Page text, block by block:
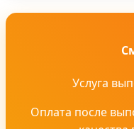
Услуга
Оплата после